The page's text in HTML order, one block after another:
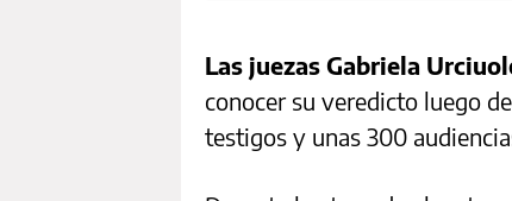
Las juezas Gabriela
conocer su veredicto luego
testigos y unas 300